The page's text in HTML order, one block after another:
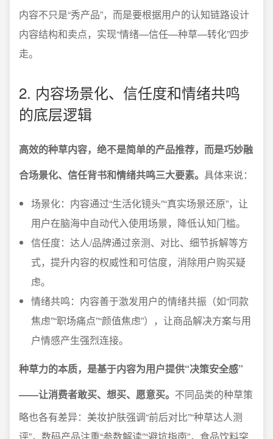
内容不只是“秀产品”，而是要根据用户的认知链路设计
内容结构和卖点，实现“情绪—信任—种草—转化”四步
走。
2. 内容场景化、信任度和情绪共鸣
的底层逻辑
高效的种草内容，绝不是简单的产品推荐，而是巧妙融
合场景化、信任背书和情绪共鸣三大要素。 具体来说：
场景化：内容通过“生活化镜头”“真实场景还原”，让
用户在脑海中自动代入使用场景，降低认知门槛。
信任度：达人/品牌通过亲测、对比、细节拆解等方
式，提升内容的权威性和可信度，消除用户购买疑
虑。
情绪共鸣：内容善于激发用户的情绪共振（如“同款
焦虑”“职场痛点”“颜值焦虑”），让商品解决方案与用
户情感产生强烈连接。
种草力的本质，是基于内容为用户提供“决策安全感”
——让消费者敢买、想买、愿意买。 不同品类的种草策
略也各有差异：美妆护肤强调“前后对比”“种草达人测